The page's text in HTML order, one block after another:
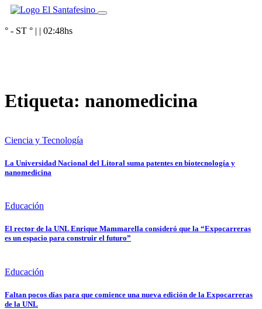
° - ST ° | | 02:48hs
Etiqueta: nanomedicina
Ciencia y Tecnología
La Universidad Nacional del Litoral suma patentes en biotecnología y
nanomedicina
Educación
El rector de la UNL Enrique Mammarella consideró que la “Expocarreras
es un espacio para construir el futuro”
Educación
Faltan pocos días para que comience una nueva edición de la Expocarreras
de la UNL